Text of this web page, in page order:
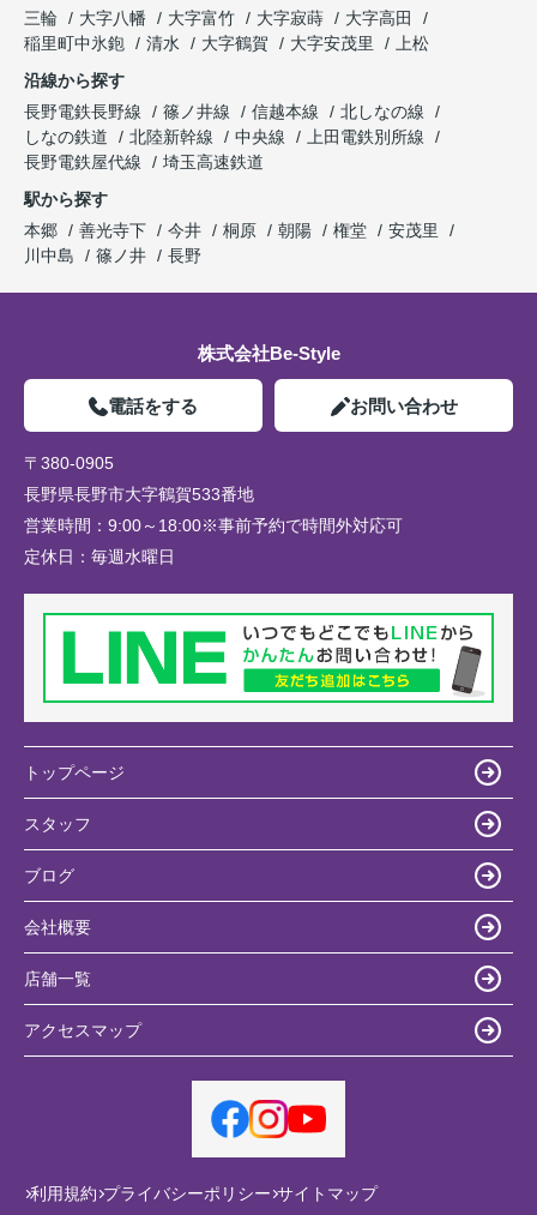
三輪
大字八幡 大字富竹 大字寂蒔
大字高田
稲里町中氷鉋
清水 大字鶴賀 大字安茂里
上松
沿線から探す
長野電鉄長野線
篠ノ井線 信越本線
北しなの線
しなの鉄道
北陸新幹線 中央線
上田電鉄別所線
長野電鉄屋代線
埼玉高速鉄道
駅から探す
本郷
善光寺下 今井 桐原 朝陽 権堂
安茂里
川中島
篠ノ井 長野
株式会社Be-Style
電話をする お問い合わせ
〒380-0905
長野県長野市大字鶴賀533番地
営業時間： 9:00～18:00※事前予約で時間外対応可
定休日： 毎週水曜日
トップページ
スタッフ
ブログ
会社概要
店舗一覧
アクセスマップ
利用規約 プライバシーポリシー サイトマップ